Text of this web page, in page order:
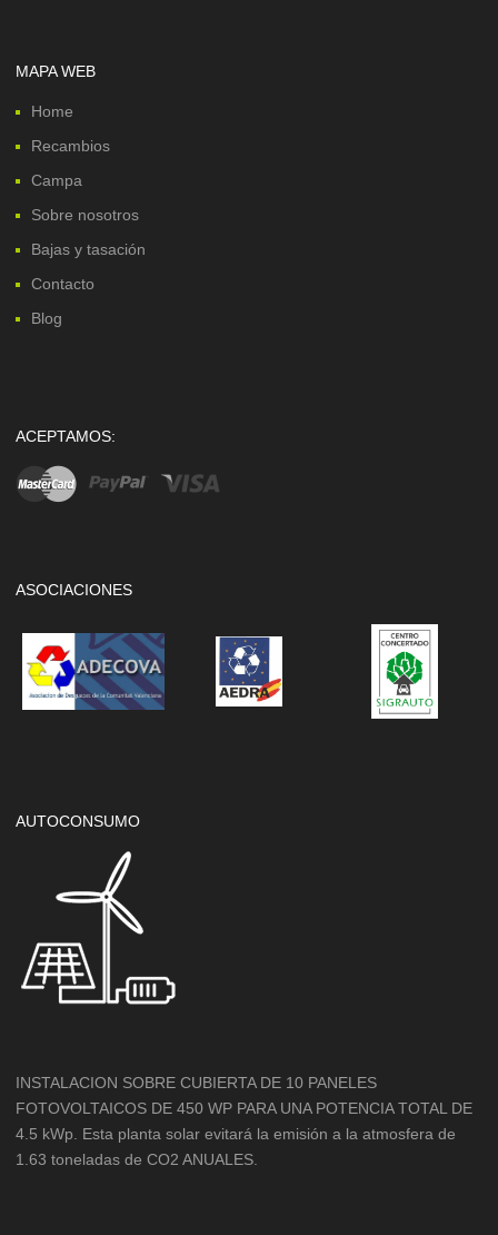
MAPA WEB
Home
Recambios
Campa
Sobre nosotros
Bajas y tasación
Contacto
Blog
ACEPTAMOS:
ASOCIACIONES
AUTOCONSUMO
INSTALACION SOBRE CUBIERTA DE 10 PANELES
FOTOVOLTAICOS DE 450 WP PARA UNA POTENCIA TOTAL DE
4.5 kWp. Esta planta solar evitará la emisión a la atmosfera de
1.63 toneladas de CO2 ANUALES.